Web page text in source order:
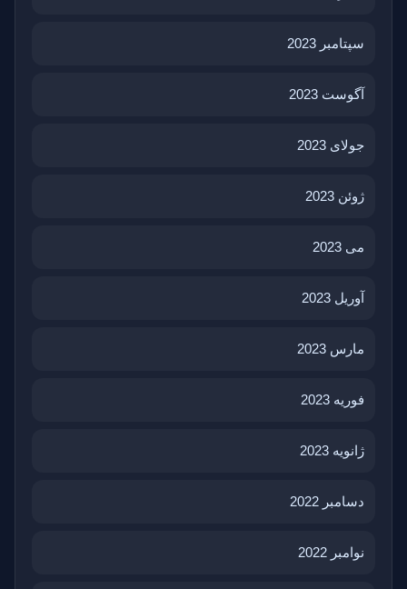
سپتامبر 2023
آگوست 2023
جولای 2023
ژوئن 2023
می 2023
آوریل 2023
مارس 2023
فوریه 2023
ژانویه 2023
دسامبر 2022
نوامبر 2022